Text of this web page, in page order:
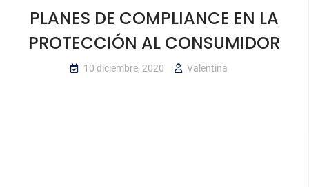
PLANES DE COMPLIANCE EN LA
PROTECCIÓN AL CONSUMIDOR
10 diciembre, 2020 Valentina